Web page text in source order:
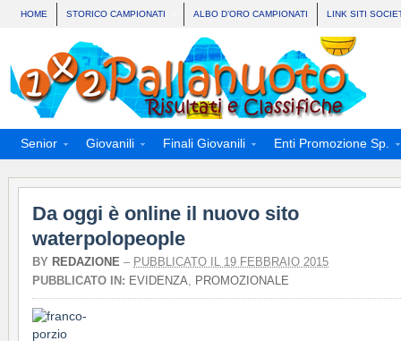
HOME STORICO CAMPIONATI ALBO D’ORO CAMPIONATI LINK SITI
Senior Giovanili Finali Giovanili Enti Promozione Sp.
Da oggi è online il nuovo sito
waterpolopeople
BY REDAZIONE – PUBBLICATO IL 19 FEBBRAIO 2015
PUBBLICATO IN: EVIDENZA, PROMOZIONALE